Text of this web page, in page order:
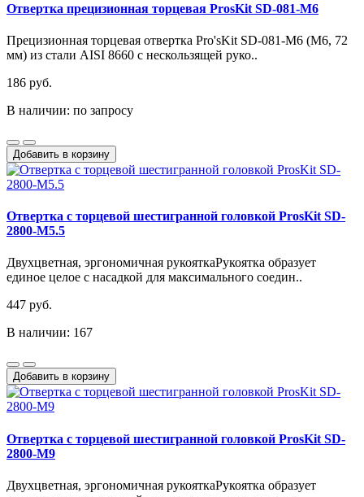
Отвертка прецизионная торцевая ProsKit SD-081-M6
Прецизионная торцевая отвертка Pro'sKit SD-081-M6 (M6, 72
мм) из стали AISI 8660 с нескользящей руко..
186 руб.
В наличии: по запросу
Добавить в корзину
Отвертка с торцевой шестигранной головкой ProsKit SD-
2800-M5.5
Двухцветная, эргономичная рукояткаРукоятка образует
единое целое с насадкой для максимального соедин..
447 руб.
В наличии: 167
Добавить в корзину
Отвертка с торцевой шестигранной головкой ProsKit SD-
2800-M9
Двухцветная, эргономичная рукояткаРукоятка образует